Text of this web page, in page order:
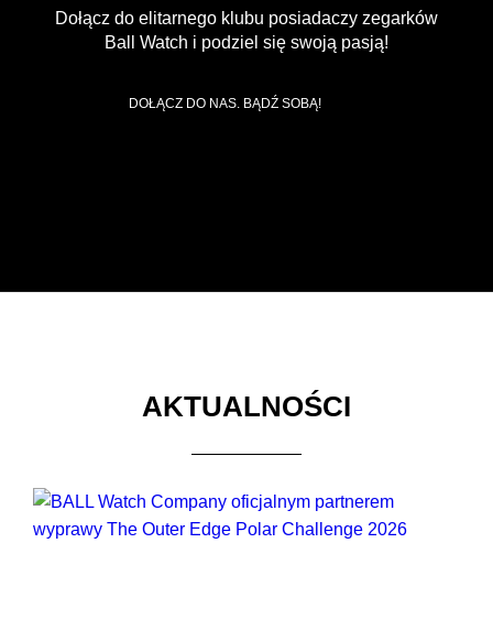
Dołącz do elitarnego klubu posiadaczy zegarków
Ball Watch i podziel się swoją pasją!
DOŁĄCZ DO NAS. BĄDŹ SOBĄ!
AKTUALNOŚCI